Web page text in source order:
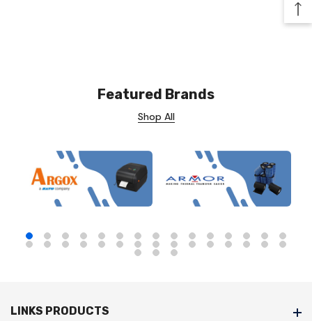
Featured Brands
Shop All
LINKS PRODUCTS